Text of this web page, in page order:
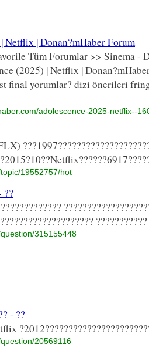
Netflix | Donan?mHaber Forum
Tüm Forumlar >> Sinema
(2025) | Netflix |
final yorumlar? dizi önerileri
adolescence-2025-netflix--
19552757/hot
??
315155448
- ??
20569116